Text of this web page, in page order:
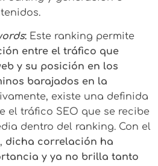
: Este ranking permite
entre el tráfico que
y su posición en los
barajados en la
existe una definida
el tráfico SEO que se recibe
dentro del ranking. Con el
dicha correlación ha
y ya no brilla tanto